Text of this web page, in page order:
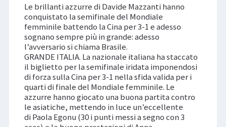
Le brillanti azzurre di Davide Mazzanti hanno
conquistato la semifinale del Mondiale
femminile battendo la Cina per 3-1 e adesso
sognano sempre più in grande: adesso
l’avversario si chiama Brasile.
GRANDE ITALIA. La nazionale italiana ha staccato
il biglietto per la semifinale iridata imponendosi
di forza sulla Cina per 3-1 nella sfida valida per i
quarti di finale del Mondiale femminile. Le
azzurre hanno giocato una buona partita contro
le asiatiche, mettendo in luce un’eccellente
di Paola Egonu (30 i punti messi a segno con 3